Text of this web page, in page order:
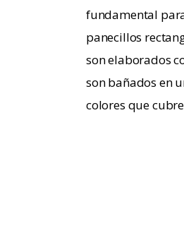
fundamental
panecillos
son elaborados
son bañados en
colores que